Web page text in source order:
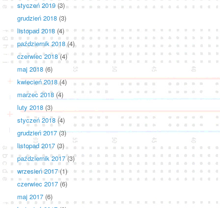
styczeń 2019 (3)
grudzień 2018 (3)
listopad 2018 (4)
październik 2018(4)
czerwiec 2018(4)
maj 2018 (6)
kwiecień 2018(4)
marzec 2018 (4)
luty 2018 (3)
styczeń 2018 (4)
grudzień 2017(3)
listopad 2017 (3)
październik 2017(3)
wrzesień 2017(1)
czerwiec 2017 (6)
maj 2017 (6)